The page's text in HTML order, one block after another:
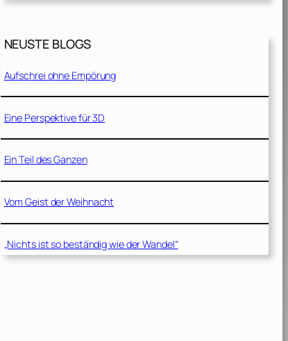
NEUSTE BLOGS
Aufschrei ohne Empörung
Eine Perspektive für 3D
Ein Teil des Ganzen
Vom Geist der Weihnacht
„Nichts ist so beständig wie der Wandel“